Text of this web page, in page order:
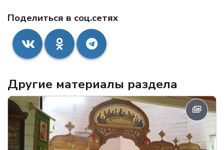
Поделиться в соц.сетях
Другие материалы раздела